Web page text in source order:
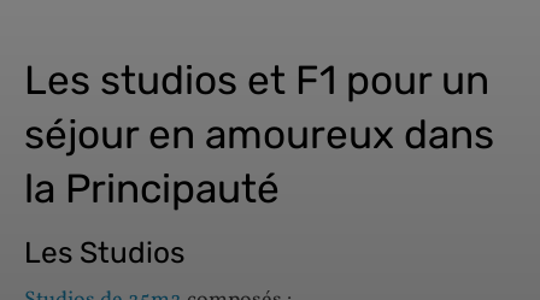
Les studios et F1 pour un
séjour en amoureux dans
la Principauté
Les Studios